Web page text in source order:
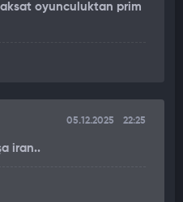
karşı koymayı
savunma sistemlerini de
bölgedeki petrol potansiyeli
ve BAE hakimiyet
oyunculuktan prim
05.12.2025 22:25
iran..